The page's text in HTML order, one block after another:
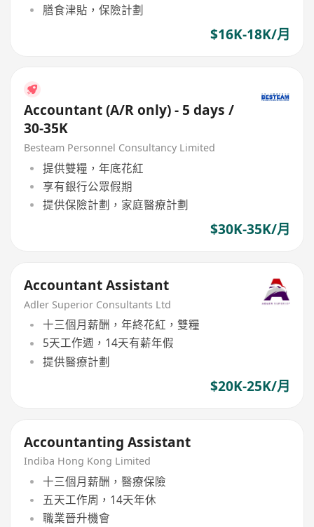
膳食津貼，保險計劃
$16K-18K/月
Accountant (A/R only) - 5 days /
30-35K
Besteam Personnel Consultancy Limited
提供雙糧，年底花紅
享有銀行公眾假期
提供保險計劃，家庭醫療計劃
$30K-35K/月
Accountant Assistant
Adler Superior Consultants Ltd
十三個月薪酬，年終花紅，雙糧
5天工作週，14天有薪年假
提供醫療計劃
$20K-25K/月
Accountanting Assistant
Indiba Hong Kong Limited
十三個月薪酬，醫療保險
五天工作周，14天年休
職業晉升機會